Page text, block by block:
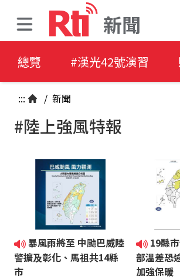
新聞
總覽 #漢光42號演習
::: / 新聞
#陸上強風特報
暴風雨將至 中颱巴威陸
警擴及彰化、馬祖共14縣
市
19縣
部溫差恐
加強保暖